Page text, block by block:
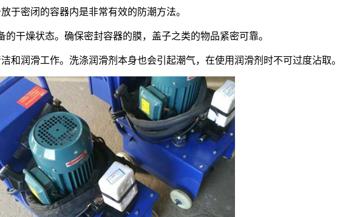
密闭的容器内是非常有效的防潮方法。
燥状态。确保密封容器的膜，盖子之类的物品紧密可靠。
润滑工作。洗涤润滑剂本身也会引起潮气，在使用润滑剂时不可过度沾取。